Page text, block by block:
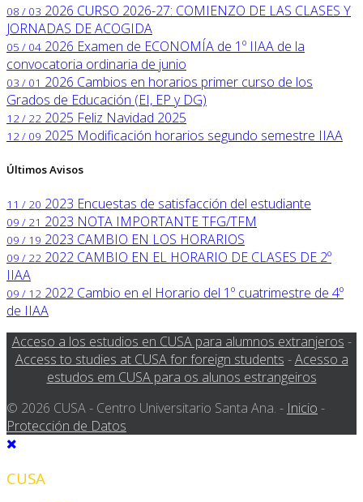
08 / 03 2026 CURSO 2026-27: COMIENZO DE LAS CLASES Y
JORNADAS DE ACOGIDA
05 / 04 2026 Examen de ECONOMÍA de 1º IIAA de la
convocatoria ordinaria de junio
03 / 01 2026 Cambios en horarios primer curso de los
Grados de Educación (EI, EP y DG)
12 / 22 2025 Feliz Navidad 2025
12 / 09 2025 Modificación horarios segundo semestre IIAA
Últimos Avisos
11 / 20 2023 Encuestas de satisfacción del estudiante
09 / 21 2023 NOTA IMPORTANTE TFG/TFM
09 / 19 2023 CAMBIO EN LOS HORARIOS
09 / 22 2022 CAMBIO EN EL HORARIO DE CLASES DE 2º
IIAA
09 / 12 2022 Cambio en el Horario del 1º cuatrimestre de 4º
de IIAA
Acceso a los estudios en CUSA para alumnos extranjeros -
Access to studies at CUSA for foreign students -Acesso a
estudos em CUSA para os alunos estrangeiros
© 2026 CUSA - Centro Universitario Santa Ana. - Inicio -
Protección de Datos
CUSA